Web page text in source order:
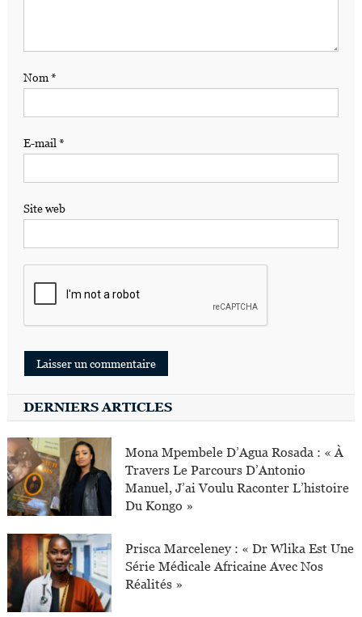
Nom*
E-mail*
Site web
DERNIERS ARTICLES
Mona Mpembele D’Agua Rosada : « À
Travers Le Parcours D’Antonio
Manuel, J’ai Voulu Raconter L’histoire
Du Kongo »
Prisca Marceleney : « Dr Wlika Est Une
Série Médicale Africaine Avec Nos
Réalités »